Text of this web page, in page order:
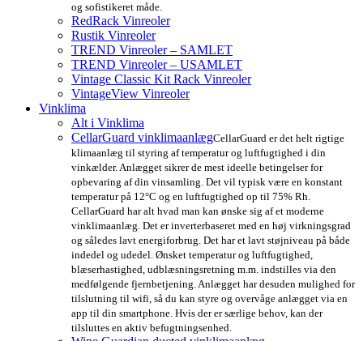
og sofistikeret måde.
RedRack Vinreoler
Rustik Vinreoler
TREND Vinreoler – SAMLET
TREND Vinreoler – USAMLET
Vintage Classic Kit Rack Vinreoler
VintageView Vinreoler
Vinklima
Alt i Vinklima
CellarGuard vinklimaanlægCellarGuard er det helt rigtige
klimaanlæg til styring af temperatur og luftfugtighed i din
vinkælder. Anlægget sikrer de mest ideelle betingelser for
opbevaring af din vinsamling. Det vil typisk være en konstant
temperatur på 12°C og en luftfugtighed op til 75% Rh.
CellarGuard har alt hvad man kan ønske sig af et moderne
vinklimaanlæg. Det er inverterbaseret med en høj virkningsgrad
og således lavt energiforbrug. Det har et lavt støjniveau på både
indedel og udedel. Ønsket temperatur og luftfugtighed,
blæserhastighed, udblæsningsretning m.m. indstilles via den
medfølgende fjernbetjening. Anlægget har desuden mulighed for
tilslutning til wifi, så du kan styre og overvåge anlægget via en
app til din smartphone. Hvis der er særlige behov, kan der
tilsluttes en aktiv befugtningsenhed.